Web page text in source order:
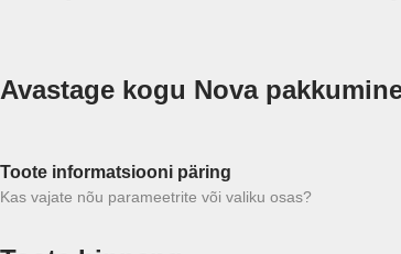
Avastage kogu Nova
Toote informatsiooni päring
Kas vajate nõu parameetrite või valiku osas?